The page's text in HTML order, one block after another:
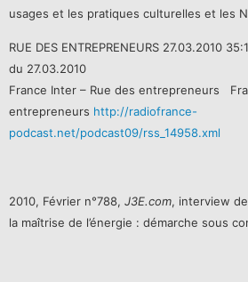
usages et les pratiques culturelles et les
RUE DES ENTREPRENEURS 27.03.2010
du 27.03.2010
France Inter – Rue des entrepreneurs
entrepreneurs http://radiofrance-
podcast.net/podcast09/rss_14958.xml
2010, Février n°788, J3E.com, interview
la maîtrise de l’énergie : démarche sous